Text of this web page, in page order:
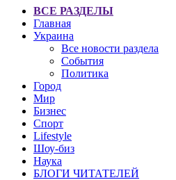
ВСЕ РАЗДЕЛЫ
Главная
Украина
Все новости раздела
События
Политика
Город
Мир
Бизнес
Спорт
Lifestyle
Шоу-биз
Наука
БЛОГИ ЧИТАТЕЛЕЙ